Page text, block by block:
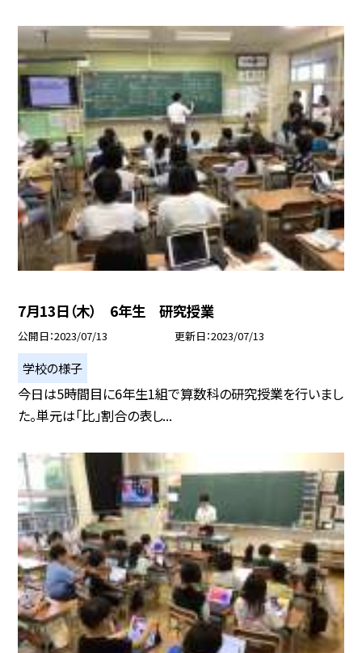
7月13日（木） 6年生 研究授業
公開日 2023/07/13 更新日 2023/07/13
学校の様子
今日は5時間目に6年生1組で算数科の研究授業を行いまし
た。単元は「比」割合の表し...